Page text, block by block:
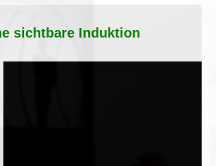
sichtbare Induktion